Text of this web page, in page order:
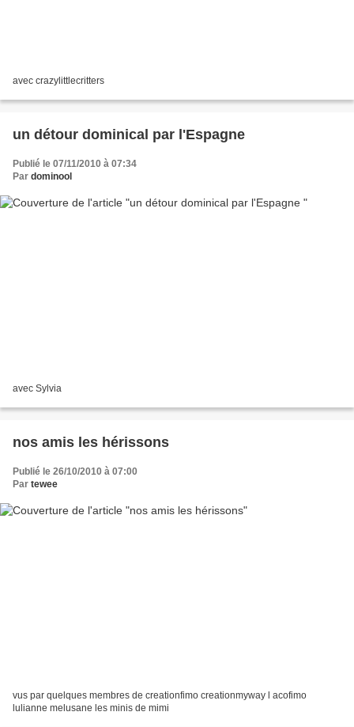
avec crazylittlecritters
un détour dominical par l'Espagne
Publié le 07/11/2010 à 07:34
Par dominool
avec Sylvia
nos amis les hérissons
Publié le 26/10/2010 à 07:00
Par tewee
vus par quelques membres de creationfimo creationmyway l acofimo
lulianne melusane les minis de mimi